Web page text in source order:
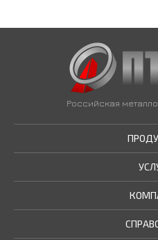
Российская
АКЦИИ И
ТРУБЫ В
РЕЗКА В
О